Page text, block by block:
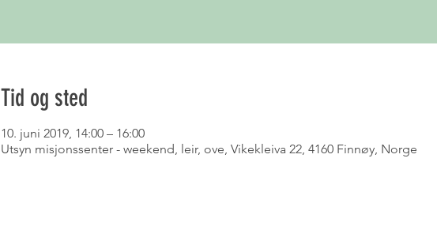
Tid og sted
10. juni 2019, 14:00 – 16:00
Utsyn misjonssenter - weekend, leir, ove, Vikekleiva 22, 4160 Finnøy, Norge